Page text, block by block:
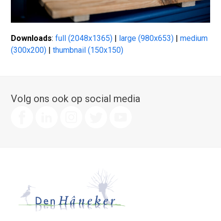
Downloads:full (2048x1365) | large (980x653) |medium
(300x200) |thumbnail (150x150)
Volg ons ook op social media